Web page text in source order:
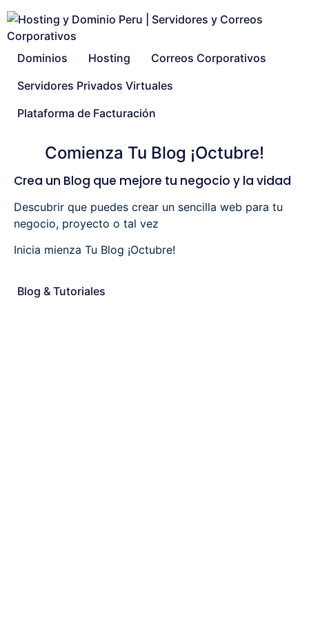
Dominios Hosting
Correos Corporativos
Servidores Privados Virtuales
Plataforma de Facturación
Comienza Tu Blog ¡Octubre!
Crea un Blog que mejore tu negocio y la vidad
Descubrir que puedes crear un sencilla web para tu
negocio, proyecto o tal vez
Inicia mienza Tu Blog ¡Octubre!
Blog & Tutoriales